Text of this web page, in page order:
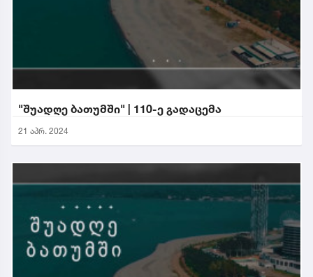
"შუადღე ბათუმში" | 110-ე გადაცემა
21 აპრ. 2024